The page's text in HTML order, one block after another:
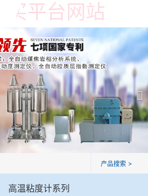
买平台网站
＞
煤设备
冶金性能检测系统
设备
产品搜索 >
高温粘度计系列